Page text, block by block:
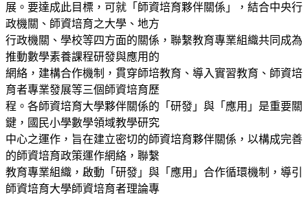
展。要達成此目標，可就「師資培育夥伴關係」，結合中央行
政機關、師資培育之大學、地方
行政機關、學校等四方面的關係，聯繫教育專業組織共同成為
推動數學素養課程研發與應用的
網絡，建構合作機制，貫穿師培教育、導入實習教育、師資培
育者專業發展等三個師資培育歷
程。各師資培育大學夥伴關係的「研發」與「應用」是重要關
鍵，國民小學數學領域教學研究
中心之運作，旨在建立密切的師資培育夥伴關係，以構成完善
的師資培育政策運作網絡，聯繫
教育專業組織，啟動「研發」與「應用」合作循環機制，導引
師資培育大學師資培育者理論專